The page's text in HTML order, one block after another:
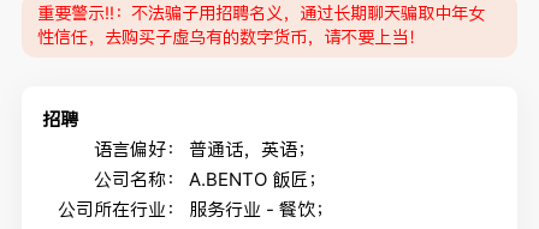
重要警示‼️：不法骗子用招聘名义，通过长期聊天骗取中年女
性信任，去购买子虚乌有的数字货币，请不要上当！
招聘
语言偏好：
普通话，英语；
公司名称：
A.BENTO 飯匠；
公司所在行业：
服务行业 - 餐饮；